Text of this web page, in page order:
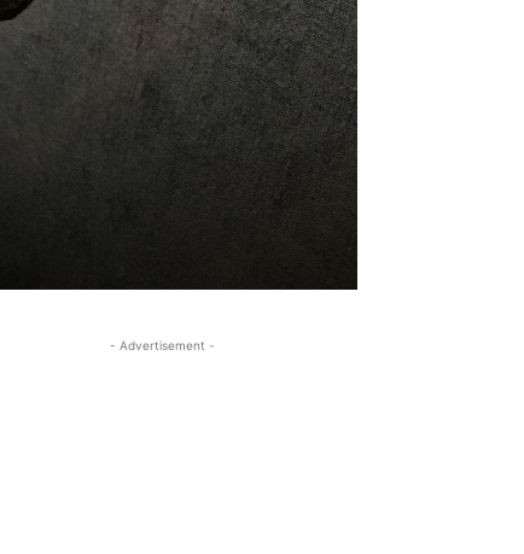
- Advertisement -